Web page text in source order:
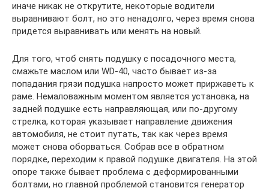
иначе никак не открутите, некоторые водители
выравнивают болт, но это ненадолго, через время снова
придется выравнивать или менять на новый.
Для того, чтоб снять подушку с посадочного места,
смажьте маслом или WD-40, часто бывает из-за
попадания грязи подушка напросто может приржаветь к
раме. Немаловажным моментом является установка, на
задней подушке есть направляющая, или по-другому
стрелка, которая указывает направление движения
автомобиля, не стоит путать, так как через время
может снова оборваться. Собрав все в обратном
порядке, переходим к правой подушке двигателя. На этой
опоре также бывает проблема с деформированными
болтами, но главной проблемой становится генератор